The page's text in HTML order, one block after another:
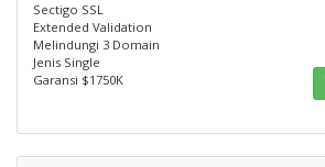
Sectigo SSL
Extended Validation
Melindungi 3 Domain
Jenis Single
Garansi $1750K